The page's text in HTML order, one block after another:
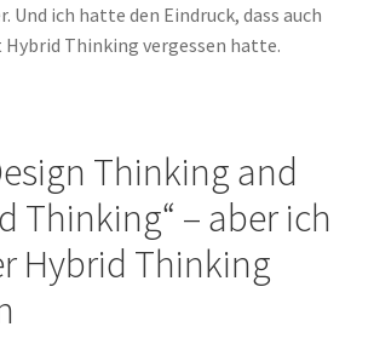
Und ich hatte den Eindruck, dass auch
Hybrid Thinking vergessen hatte.
Thinking and
Thinking“ – aber ich
Hybrid Thinking